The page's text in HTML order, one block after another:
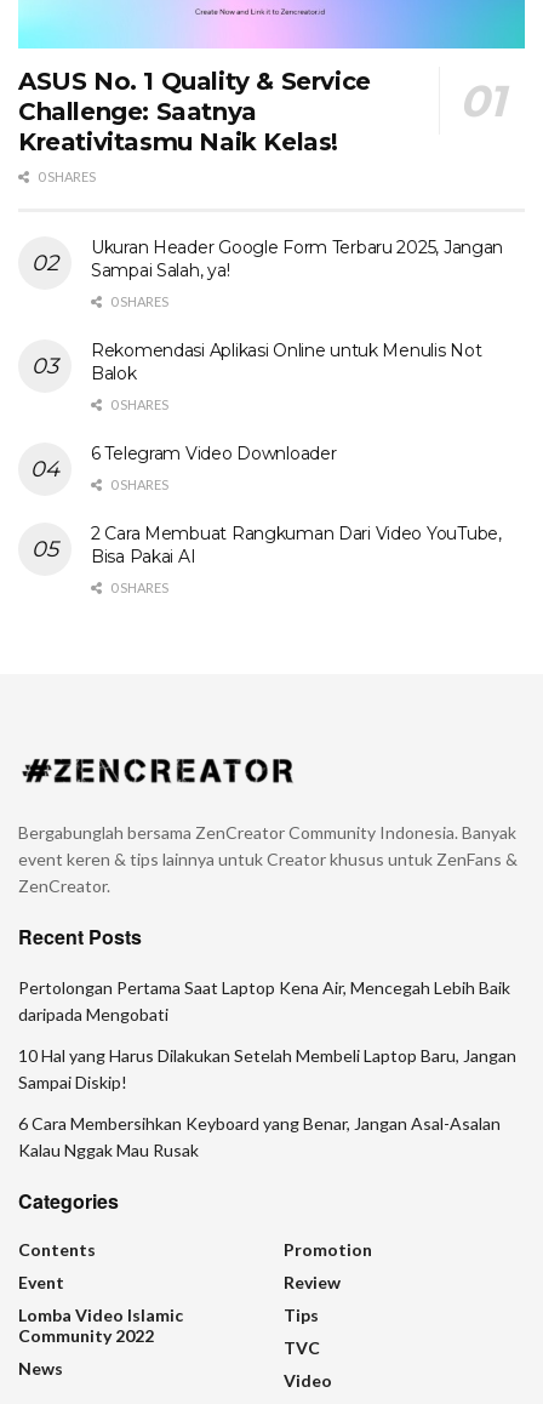
ASUS No. 1 Quality & Service
Challenge: Saatnya
Kreativitasmu Naik Kelas!
0 SHARES
Ukuran Header Google Form Terbaru 2025, Jangan
Sampai Salah, ya!
0 SHARES
Rekomendasi Aplikasi Online untuk Menulis Not
Balok
0 SHARES
6 Telegram Video Downloader
0 SHARES
2 Cara Membuat Rangkuman Dari Video YouTube,
Bisa Pakai AI
0 SHARES
Bergabunglah bersama ZenCreator Community Indonesia. Banyak
event keren & tips lainnya untuk Creator khusus untuk ZenFans &
ZenCreator.
Recent Posts
Pertolongan Pertama Saat Laptop Kena Air, Mencegah Lebih Baik
daripada Mengobati
10 Hal yang Harus Dilakukan Setelah Membeli Laptop Baru, Jangan
Sampai Diskip!
6 Cara Membersihkan Keyboard yang Benar, Jangan Asal-Asalan
Kalau Nggak Mau Rusak
Categories
Contents
Event
Lomba Video Islamic
Community 2022
News
Promotion
Review
Tips
TVC
Video